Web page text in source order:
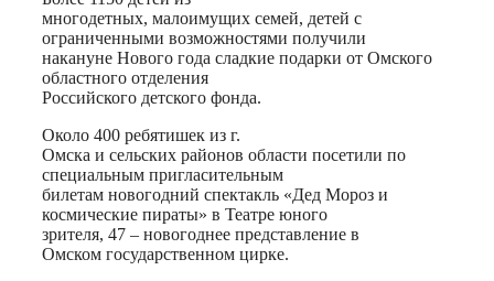
многодетных, малоимущих семей, детей с
ограниченными возможностями получили
накануне Нового года сладкие подарки от Омского
областного отделения
Российского детского фонда.
Около 400 ребятишек из г.
Омска и сельских районов области посетили по
специальным пригласительным
билетам новогодний спектакль «Дед Мороз и
космические пираты» в Театре юного
зрителя, 47 – новогоднее представление в
Омском государственном цирке.